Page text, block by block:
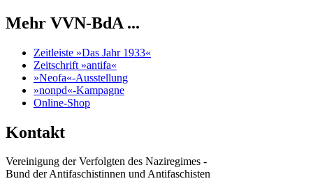
Mehr VVN-BdA ...
Zeitleiste »Das Jahr 1933«
Zeitschrift »antifa«
»Neofa«-Ausstellung
»nonpd«-Kampagne
Online-Shop
Kontakt
Vereinigung der Verfolgten des Naziregimes -
Bund der Antifaschistinnen und Antifaschisten